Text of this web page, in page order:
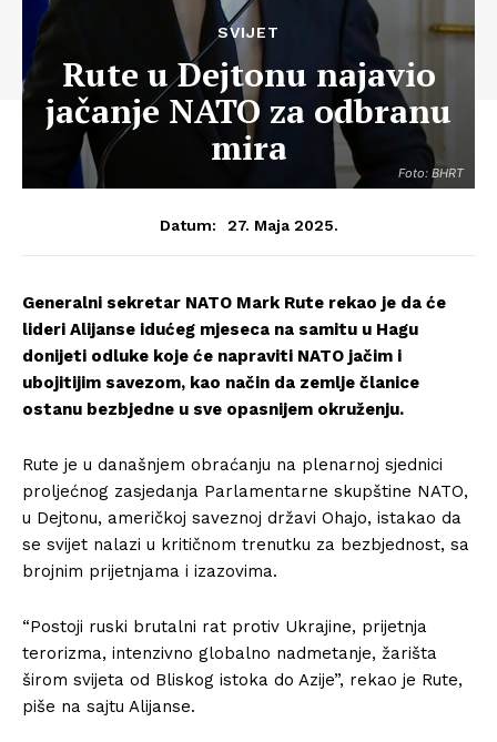
Foto: BHRT
SVIJET
Rute u Dejtonu najavio
jačanje NATO za odbranu
mira
Datum: 27. Maja 2025.
Generalni sekretar NATO Mark Rute rekao je da će
lideri Alijanse idućeg mjeseca na samitu u Hagu
donijeti odluke koje će napraviti NATO jačim i
ubojitijim savezom, kao način da zemlje članice
ostanu bezbjedne u sve opasnijem okruženju.
Rute je u današnjem obraćanju na plenarnoj sjednici
proljećnog zasjedanja Parlamentarne skupštine NATO,
u Dejtonu, američkoj saveznoj državi Ohajo, istakao da
se svijet nalazi u kritičnom trenutku za bezbjednost, sa
brojnim prijetnjama i izazovima.
“Postoji ruski brutalni rat protiv Ukrajine, prijetnja
terorizma, intenzivno globalno nadmetanje, žarišta
širom svijeta od Bliskog istoka do Azije”, rekao je Rute,
piše na sajtu Alijanse.